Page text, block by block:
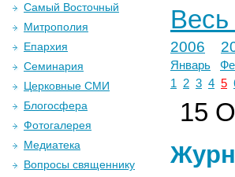
Весь
2006
Январь
1
2 3 4 5
15
Самый Восточный
Митрополия
Епархия
Семинария
Церковные СМИ
Блогосфера
Фотогалерея
Медиатека
Вопросы священнику